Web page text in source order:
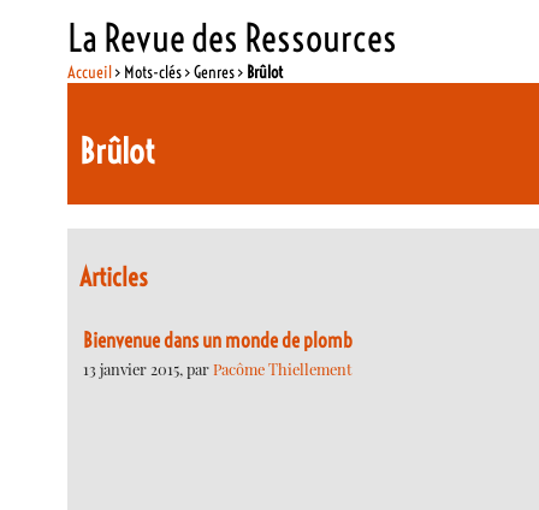
La Revue des Ressources
Accueil> Mots-clés > Genres > Brûlot
Brûlot
Articles
Bienvenue dans un monde de plomb
13 janvier 2015, parPacôme Thiellement